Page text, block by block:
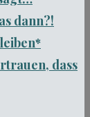
dann?!
dass